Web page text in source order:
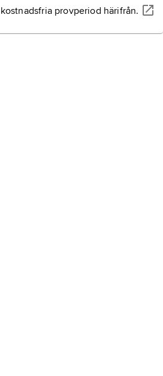
provperiod härifrån.